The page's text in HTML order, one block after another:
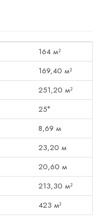
164 м²
169,40 м²
251,20 м²
25°
8,69 м
23,20 м
20,60 м
213,30 м²
423 м³